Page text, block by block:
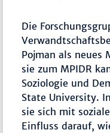
Die
Pojman als neues
sie zum MPIDR
Soziologie und
State University.
sie sich mit
Einfluss darauf,